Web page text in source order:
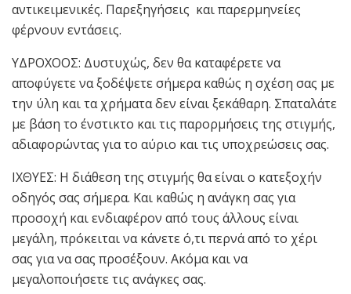
αντικειμενικές. Παρεξηγήσεις και παρερμηνείες
φέρνουν εντάσεις.
ΥΔΡΟΧΟΟΣ: Δυστυχώς, δεν θα καταφέρετε να
αποφύγετε να ξοδέψετε σήμερα καθώς η σχέση σας με
την ύλη και τα χρήματα δεν είναι ξεκάθαρη. Σπαταλάτε
με βάση το ένστικτο και τις παρορμήσεις της στιγμής,
αδιαφορώντας για το αύριο και τις υποχρεώσεις σας.
ΙΧΘΥΕΣ: Η διάθεση της στιγμής θα είναι ο κατεξοχήν
οδηγός σας σήμερα. Και καθώς η ανάγκη σας για
προσοχή και ενδιαφέρον από τους άλλους είναι
μεγάλη, πρόκειται να κάνετε ό,τι περνά από το χέρι
σας για να σας προσέξουν. Ακόμα και να
μεγαλοποιήσετε τις ανάγκες σας.